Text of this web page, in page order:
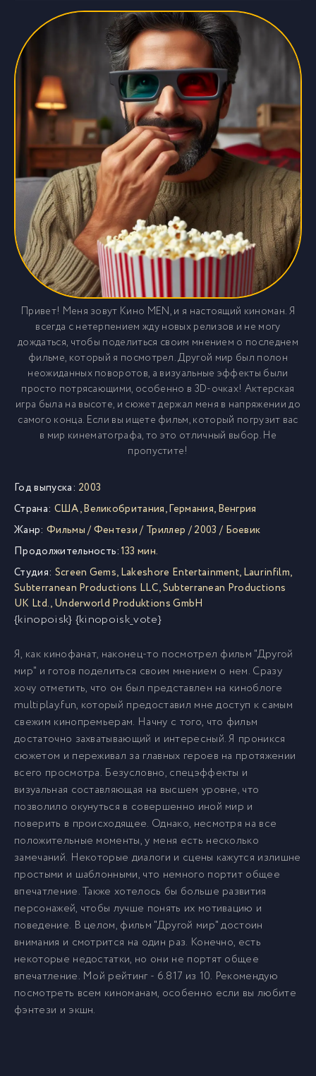
Привет! Меня зовут Кино MEN, и я настоящий киноман. Я
всегда с нетерпением жду новых релизов и не могу
дождаться, чтобы поделиться своим мнением о последнем
фильме, который я посмотрел. Другой мир был полон
неожиданных поворотов, а визуальные эффекты были
просто потрясающими, особенно в 3D-очках! Актерская
игра была на высоте, и сюжет держал меня в напряжении до
самого конца. Если вы ищете фильм, который погрузит вас
в мир кинематографа, то это отличный выбор. Не
пропустите!
Год выпуска: 2003
Страна: США,Великобритания,Германия,Венгрия
Жанр: Фильмы/Фентези/ Триллер /2003 / Боевик
Продолжительность:133 мин.
Студия: Screen Gems,Lakeshore Entertainment,Laurinfilm,
Subterranean Productions LLC,Subterranean Productions
UK Ltd.,Underworld Produktions GmbH
{kinopoisk} {kinopoisk_vote}
Я, как кинофанат, наконец-то посмотрел фильм "Другой
мир" и готов поделиться своим мнением о нем. Сразу
хочу отметить, что он был представлен на киноблоге
multiplay.fun, который предоставил мне доступ к самым
свежим кинопремьерам. Начну с того, что фильм
достаточно захватывающий и интересный. Я проникся
сюжетом и переживал за главных героев на протяжении
всего просмотра. Безусловно, спецэффекты и
визуальная составляющая на высшем уровне, что
позволило окунуться в совершенно иной мир и
поверить в происходящее. Однако, несмотря на все
положительные моменты, у меня есть несколько
замечаний. Некоторые диалоги и сцены кажутся излишне
простыми и шаблонными, что немного портит общее
впечатление. Также хотелось бы больше развития
персонажей, чтобы лучше понять их мотивацию и
поведение. В целом, фильм "Другой мир" достоин
внимания и смотрится на один раз. Конечно, есть
некоторые недостатки, но они не портят общее
впечатление. Мой рейтинг - 6.817 из 10. Рекомендую
посмотреть всем киноманам, особенно если вы любите
фэнтези и экшн.